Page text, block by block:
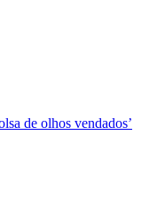
de olhos vendados’